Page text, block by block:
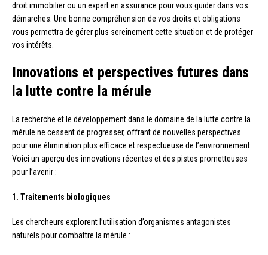
droit immobilier ou un expert en assurance pour vous guider dans vos
démarches. Une bonne compréhension de vos droits et obligations
vous permettra de gérer plus sereinement cette situation et de protéger
vos intérêts.
Innovations et perspectives futures dans
la lutte contre la mérule
La recherche et le développement dans le domaine de la lutte contre la
mérule ne cessent de progresser, offrant de nouvelles perspectives
pour une élimination plus efficace et respectueuse de l’environnement.
Voici un aperçu des innovations récentes et des pistes prometteuses
pour l’avenir :
1. Traitements biologiques
Les chercheurs explorent l’utilisation d’organismes antagonistes
naturels pour combattre la mérule :